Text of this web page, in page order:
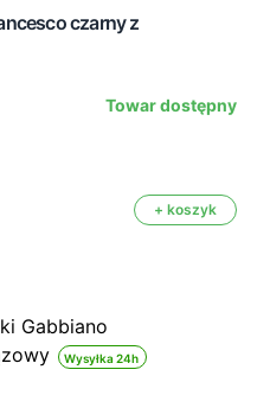
czarny z
Towar dostępny
+ koszyk
Wysyłka 24h